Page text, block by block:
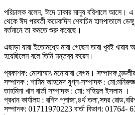
পরিচালক বলেন, ঈদে ঢাকার মানুষ বরিশালে আসে।
থেকে ঈদ পরবর্তী কয়েকদিন শেবাচিম হাসপাতালে
বর্তমানে তা কমতে শুরু করেছে।
এছাড়া যারা ইতোমধ্যে মারা গেছেন তারা খুবই খারাব
হয়েছিলেন বলে তিনি মন্তব্য করেন।
প্রকাশক: মোসাম্মাৎ মনোয়ারা বেগম। সম্পাদক মন্ডলীর
সম্পাদক : শামিম আহমেদ যুগ্ন-সম্পাদক :
তাহমিনা খান বার্তা সম্পাদক : মো: শহিদুল ইসলাম ।
প্রধান কার্যালয় : রশিদ প্লাজা,৪র্থ তলা,সদর
সম্পাদক: 01711970223 বার্তা বিভাগ: 01764-